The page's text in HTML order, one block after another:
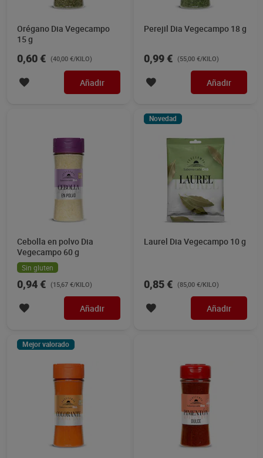
Orégano Dia Vegecampo
15 g
0,60 € (40,00 €/KILO)
Añadir
Perejil Dia Vegecampo 18 g
0,99 € (55,00 €/KILO)
Añadir
Cebolla en polvo Dia
Vegecampo 60 g
Sin gluten
0,94 € (15,67 €/KILO)
Añadir
Novedad
Laurel Dia Vegecampo 10 g
0,85 € (85,00 €/KILO)
Añadir
Mejor valorado